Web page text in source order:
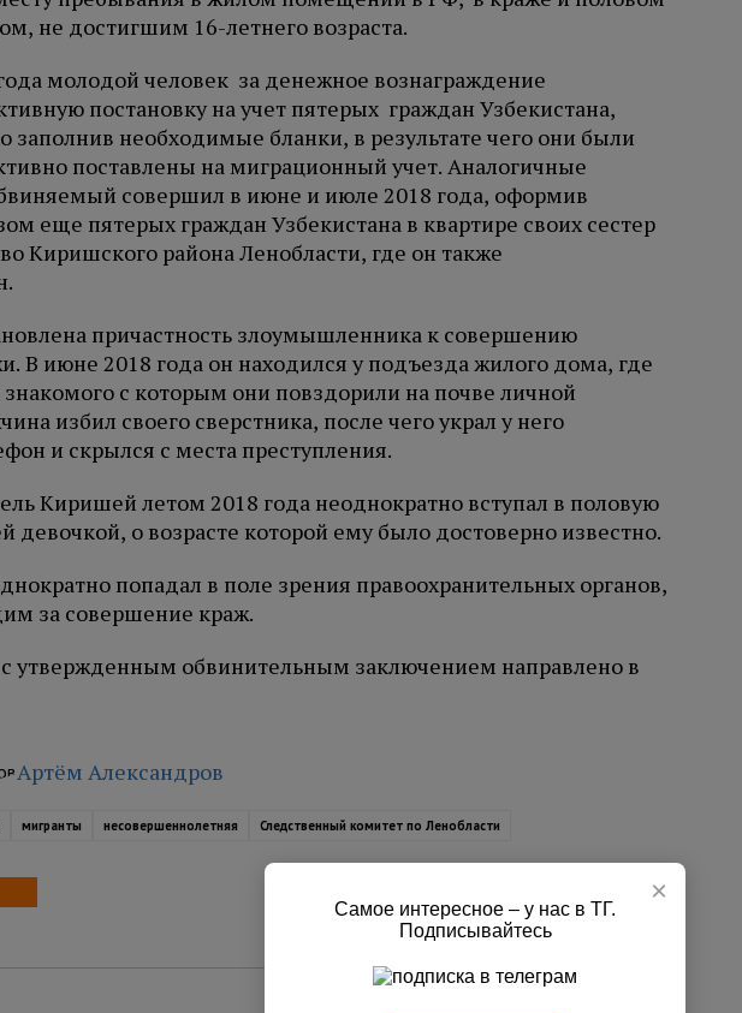
не достигшим 16-летнего возраста.
молодой человек за денежное вознаграждение
постановку на учет пятерых граждан Узбекистана,
заполнив необходимые бланки, в результате чего они были
поставлены на миграционный учет. Аналогичные
совершил в июне и июле 2018 года, оформив
еще пятерых граждан Узбекистана в квартире своих сестер
Киришского района Ленобласти, где он также
причастность злоумышленника к совершению
В июне 2018 года он находился у подъезда жилого дома, где
знакомого с которым они повздорили на почве личной
избил своего сверстника, после чего украл у него
и скрылся с места преступления.
Киришей летом 2018 года неоднократно вступал в половую
девочкой, о возрасте которой ему было достоверно известно.
попадал в поле зрения правоохранительных органов,
за совершение краж.
утвержденным обвинительным заключением направлено в
Артём Александров
мигранты несовершеннолетняя Следственный комитет по Ленобласти
×
Самое интересное – у нас в ТГ.
Подписывайтесь